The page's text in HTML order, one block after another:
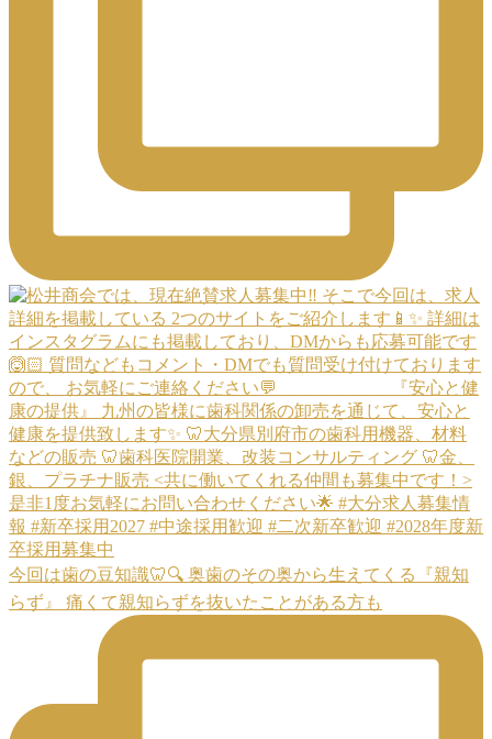
今回は歯の豆知識🦷🔍 奥歯のその奥から生えてくる『親知
らず』 痛くて親知らずを抜いたことがある方も